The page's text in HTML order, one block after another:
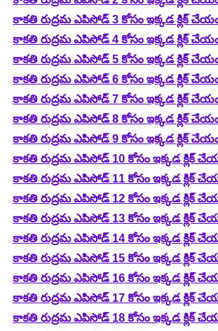
కాకతి రుద్రమ ఎపిసోడ్ 3 కోసం ఇక్కడ క్లిక్
కాకతి రుద్రమ ఎపిసోడ్ 4 కోసం ఇక్కడ క్లిక్
కాకతి రుద్రమ ఎపిసోడ్ 5 కోసం ఇక్కడ క్లిక్
కాకతి రుద్రమ ఎపిసోడ్ 6 కోసం ఇక్కడ క్లిక్
కాకతి రుద్రమ ఎపిసోడ్ 7 కోసం ఇక్కడ క్లిక్
కాకతి రుద్రమ ఎపిసోడ్ 8 కోసం ఇక్కడ క్లిక్
కాకతి రుద్రమ ఎపిసోడ్ 9 కోసం ఇక్కడ క్లిక్
కాకతి రుద్రమ ఎపిసోడ్ 10 కోసం ఇక్కడ క్లిక్
కాకతి రుద్రమ ఎపిసోడ్ 11 కోసం ఇక్కడ క్లిక్
కాకతి రుద్రమ ఎపిసోడ్ 12 కోసం ఇక్కడ క్లిక్
కాకతి రుద్రమ ఎపిసోడ్ 13 కోసం ఇక్కడ క్లిక్
కాకతి రుద్రమ ఎపిసోడ్ 14 కోసం ఇక్కడ క్లిక్
కాకతి రుద్రమ ఎపిసోడ్ 15 కోసం ఇక్కడ క్లిక్
కాకతి రుద్రమ ఎపిసోడ్ 16 కోసం ఇక్కడ క్లిక్
కాకతి రుద్రమ ఎపిసోడ్ 17 కోసం ఇక్కడ క్లిక్
కాకతి రుద్రమ ఎపిసోడ్ 18 కోసం ఇక్కడ క్లిక్